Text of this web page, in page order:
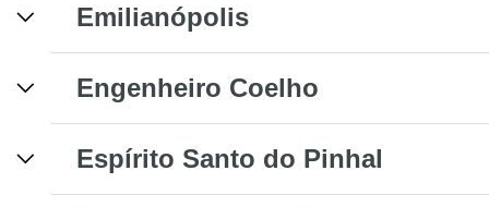
Emilianópolis
Engenheiro Coelho
Espírito Santo do Pinhal